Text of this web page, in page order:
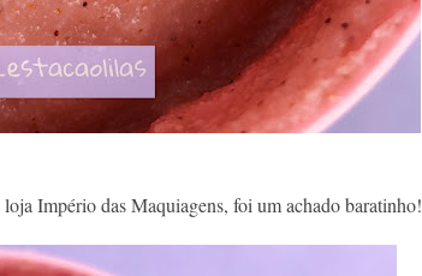
Império das Maquiagens, foi um achado baratinho!